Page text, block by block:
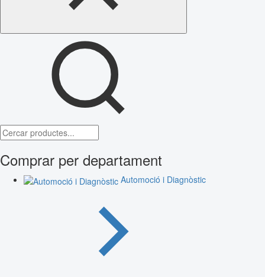
Comprar per departament
Automoció i Diagnòstic